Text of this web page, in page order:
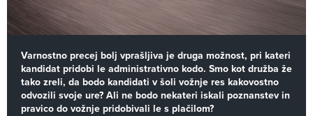
Varnostno precej bolj vprašljiva je druga možnost, pri kateri
kandidat pridobi le administrativno kodo. Smo kot družba že
tako zreli, da bodo kandidati v šoli vožnje res kakovostno
odvozili svoje ure? Ali ne bodo nekateri iskali poznanstev in
pravico do vožnje pridobivali le s plačilom?